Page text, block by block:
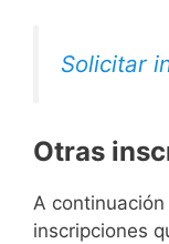
Solicitar
Otras
A
inscripciones